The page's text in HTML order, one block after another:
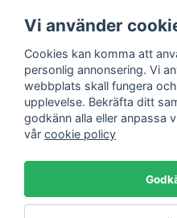
Mitt konto
Logga in
Registrera dig
Glömt lösenord?
Betala enkelt
Vi använder
Cookies kan komma att
personlig annonsering. Vi
webbplats skall fungera
upplevelse. Bekräfta ditt
godkänn alla eller anpassa
vår cookie policy